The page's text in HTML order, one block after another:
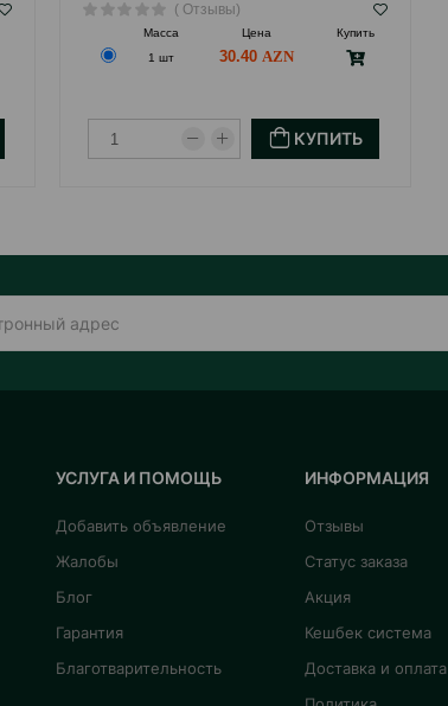
( Отзывы)
Масса Цена
Купить
1 шт
30.40
КУПИТЬ
УСЛУГА И ПОМОЩЬ
Добавить объявление
Жалобы
Блог
Гарантия
Благотварительность
ИНФОРМАЦИЯ
Отзывы
Статус заказа
Акция
Кешбек система
Доставка и оплата